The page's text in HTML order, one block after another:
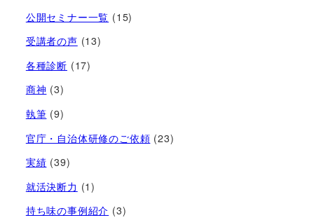
公開セミナー一覧 (15)
受講者の声 (13)
各種診断 (17)
商神 (3)
執筆 (9)
官庁・自治体研修のご依頼 (23)
実績 (39)
就活決断力 (1)
持ち味の事例紹介 (3)